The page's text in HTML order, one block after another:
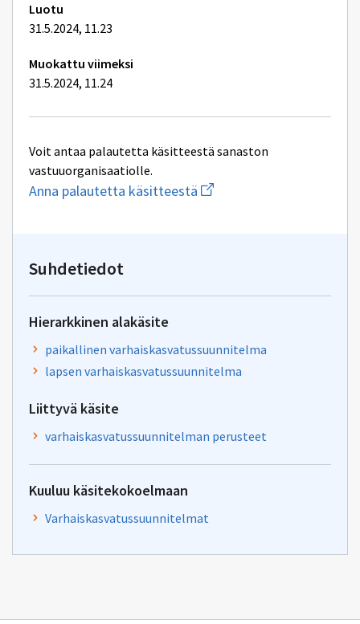
Luotu
31.5.2024, 11.23
Muokattu viimeksi
31.5.2024, 11.24
Voit antaa palautetta käsitteestä sanaston
vastuuorganisaatiolle.
Anna palautetta käsitteestä Aloita
uuden
Suhdetiedot
Hierarkkinen alakäsite
paikallinen varhaiskasvatussuunnitelma
lapsen varhaiskasvatussuunnitelma
Liittyvä käsite
varhaiskasvatussuunnitelman perusteet
Kuuluu käsitekokoelmaan
Varhaiskasvatussuunnitelmat